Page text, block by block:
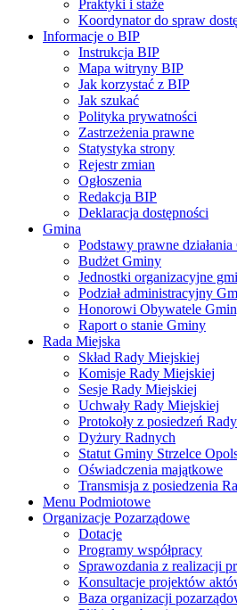
Praktyki i staże
Koordynator do spraw
Informacje o BIP
Instrukcja BIP
Mapa witryny BIP
Jak korzystać z BIP
Jak szukać
Polityka prywatności
Zastrzeżenia prawne
Statystyka strony
Rejestr zmian
Ogłoszenia
Redakcja BIP
Deklaracja dostępności
Gmina
Podstawy prawne
Budżet Gminy
Jednostki organizacyjne
Podział administracyjny
Honorowi Obywatele
Raport o stanie Gminy
Rada Miejska
Skład Rady Miejskiej
Komisje Rady Miejskiej
Sesje Rady Miejskiej
Uchwały Rady Miejskiej
Protokoły z posiedzeń
Dyżury Radnych
Statut Gminy Strzelce
Oświadczenia majątkowe
Transmisja z posiedzenia
Menu Podmiotowe
Organizacje Pozarządowe
Dotacje
Programy współpracy
Sprawozdania z realizacji
Konsultacje projektów
Baza organizacji